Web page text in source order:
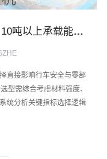
如何选择重型卡车制动鼓平衡机？10吨以上承载能力与刚性测试的关键指标
直接影响行车安全与零部
型需综合考虑材料强度、
统分析关键指标选择逻辑